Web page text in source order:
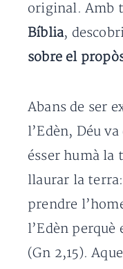
original. Amb
Bíblia,
sobre el
Abans de ser
l’Edèn, Déu
ésser humà la
llaurar la
prendre
l’Edèn perquè
(Gn 2,15).